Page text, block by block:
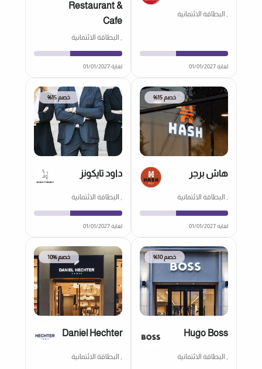
, البطاقة الائتمانية
لغاية 01/01/2027
Restaurant &
Cafe
, البطاقة الائتمانية
لغاية 01/01/2027
خصم 15%
هاش برجر
, البطاقة الائتمانية
لغاية 01/01/2027
خصم 15%
داود تايكونز
, البطاقة الائتمانية
لغاية 01/01/2027
خصم 10%
Hugo Boss
, البطاقة الائتمانية
خصم %10
Daniel Hechter
, البطاقة الائتمانية